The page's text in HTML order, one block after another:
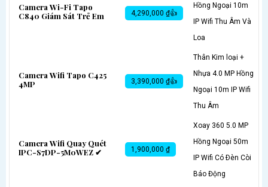
Camera Wi-Fi Tapo
C840 Giám Sát Trẻ Em
4,290,000 ₫👍
Hồng Ngoại 10m
IP Wifi Thu Âm Và
Loa
Camera Wifi Tapo C425
4MP
3,390,000 ₫👍
Thân Kim loại +
Nhựa 4.0 MP Hồng
Ngoại 10m IP Wifi
Thu Âm
Camera Wifi Quay Quét
IPC-S7DP-5M0WEZ ✔
1,900,000 ₫
Xoay 360 5.0 MP
Hồng Ngoại 50m
IP Wifi Có Ðèn Còi
Báo Động